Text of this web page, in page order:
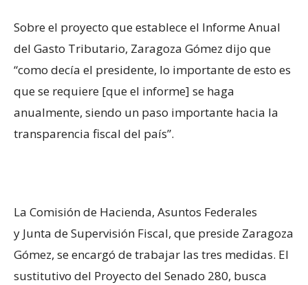
Sobre el proyecto que establece el Informe Anual
del Gasto Tributario, Zaragoza Gómez dijo que
“como decía el presidente, lo importante de esto es
que se requiere [que el informe] se haga
anualmente, siendo un paso importante hacia la
transparencia fiscal del país”.
La Comisión de Hacienda, Asuntos Federales
y Junta de Supervisión Fiscal, que preside Zaragoza
Gómez, se encargó de trabajar las tres medidas. El
sustitutivo del Proyecto del Senado 280, busca